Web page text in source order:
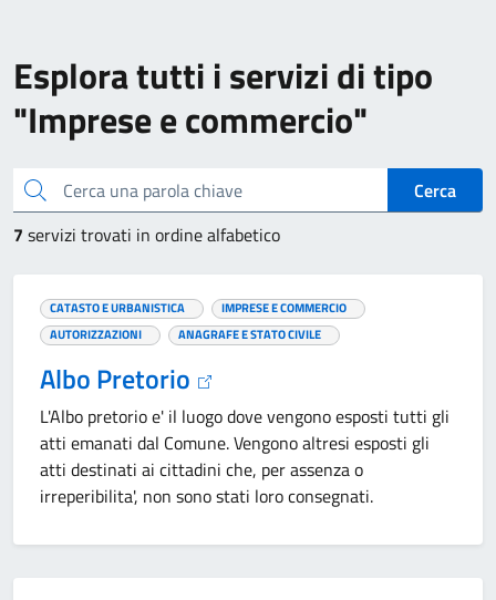
Esplora tutti i servizi di tipo
"Imprese e commercio"
Cerca una parola chiave
Cerca
7 servizi trovati in ordine alfabetico
CATASTO E URBANISTICA
IMPRESE E COMMERCIO
AUTORIZZAZIONI
ANAGRAFE E STATO CIVILE
Albo Pretorio
L'Albo pretorio e' il luogo dove vengono esposti tutti gli
atti emanati dal Comune. Vengono altresi esposti gli
atti destinati ai cittadini che, per assenza o
irreperibilita', non sono stati loro consegnati.